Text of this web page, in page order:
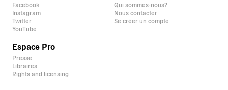
Facebook
Instagram
Twitter
YouTube
Qui sommes-nous?
Nous contacter
Se créer un compte
Espace Pro
Presse
Libraires
Rights and licensing